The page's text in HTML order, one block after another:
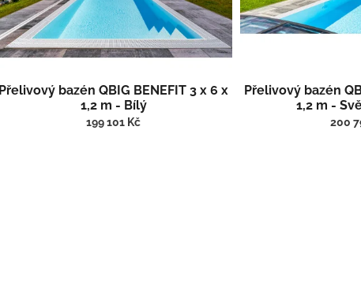
Přelivový bazén QBIG BENEFIT 3 x 6 x
1,2 m - Bílý
199 101 Kč
Přelivový bazén
1,2 m -
200